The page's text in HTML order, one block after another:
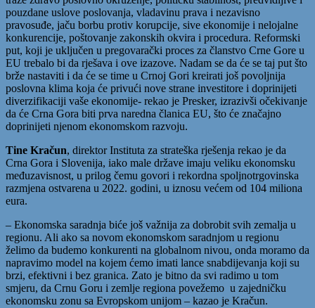
pouzdane uslove poslovanja, vladavinu prava i nezavisno
pravosuđe, jaču borbu protiv korupcije, sive ekonomije i nelojalne
konkurencije, poštovanje zakonskih okvira i procedura. Reformski
put, koji je uključen u pregovarački proces za članstvo Crne Gore u
EU trebalo bi da rješava i ove izazove. Nadam se da će se taj put što
brže nastaviti i da će se time u Crnoj Gori kreirati još povoljnija
poslovna klima koja će privući nove strane investitore i doprinijeti
diverzifikaciji vaše ekonomije- rekao je Presker, izrazivši očekivanje
da će Crna Gora biti prva naredna članica EU, što će značajno
doprinijeti njenom ekonomskom razvoju.
Tine Kračun, direktor Instituta za strateška rješenja rekao je da
Crna Gora i Slovenija, iako male države imaju veliku ekonomsku
međuzavisnost, u prilog čemu govori i rekordna spoljnotrgovinska
razmjena ostvarena u 2022. godini, u iznosu većem od 104 miliona
eura.
– Ekonomska saradnja biće još važnija za dobrobit svih zemalja u
regionu. Ali ako sa novom ekonomskom saradnjom u regionu
želimo da budemo konkurenti na globalnom nivou, onda moramo da
napravimo model na kojem ćemo imati lance snabdijevanja koji su
brzi, efektivni i bez granica. Zato je bitno da svi radimo u tom
smjeru, da Crnu Goru i zemlje regiona povežemo u zajedničku
ekonomsku zonu sa Evropskom unijom – kazao je Kračun.